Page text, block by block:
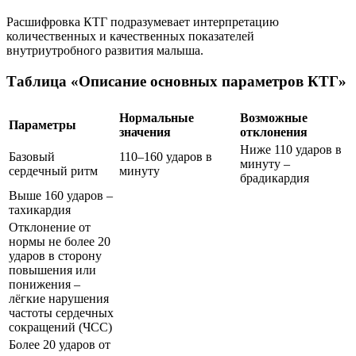
Расшифровка КТГ подразумевает интерпретацию
количественных и качественных показателей
внутриутробного развития малыша.
Таблица «Описание основных параметров КТГ»
Параметры
Нормальные
значения
Возможные
отклонения
Базовый
сердечный ритм
110–160 ударов в
минуту
Ниже 110 ударов в
минуту –
брадикардия
Выше 160 ударов –
тахикардия
Отклонение от
нормы не более 20
ударов в сторону
повышения или
понижения –
лёгкие нарушения
частоты сердечных
сокращений (ЧСС)
Более 20 ударов от